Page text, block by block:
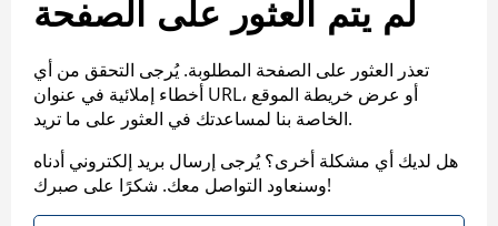
لم يتم العثور على الصفحة
تعذر العثور على الصفحة المطلوبة. يُرجى التحقق من أي
أخطاء إملائية في عنوان URL، أو عرض خريطة الموقع
الخاصة بنا لمساعدتك في العثور على ما تريد.
هل لديك أي مشكلة أخرى؟ يُرجى إرسال بريد إلكتروني أدناه
وسنعاود التواصل معك. شكرًا على صبرك!